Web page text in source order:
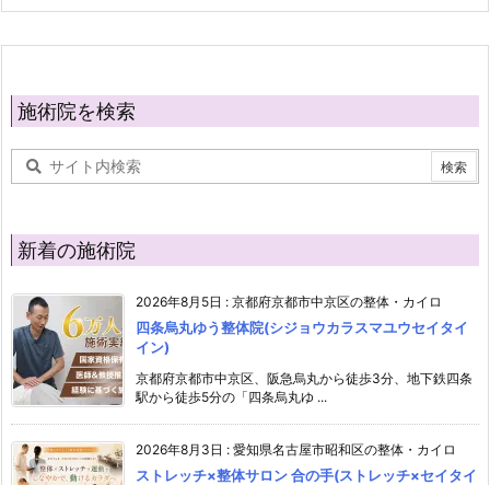
施術院を検索
新着の施術院
2026年8月5日 : 京都府京都市中京区の整体・カイロ
四条烏丸ゆう整体院(シジョウカラスマユウセイタイ
イン)
京都府京都市中京区、阪急烏丸から徒歩3分、地下鉄四条
駅から徒歩5分の「四条烏丸ゆ ...
2026年8月3日 : 愛知県名古屋市昭和区の整体・カイロ
ストレッチ×整体サロン 合の手(ストレッチ×セイタイ